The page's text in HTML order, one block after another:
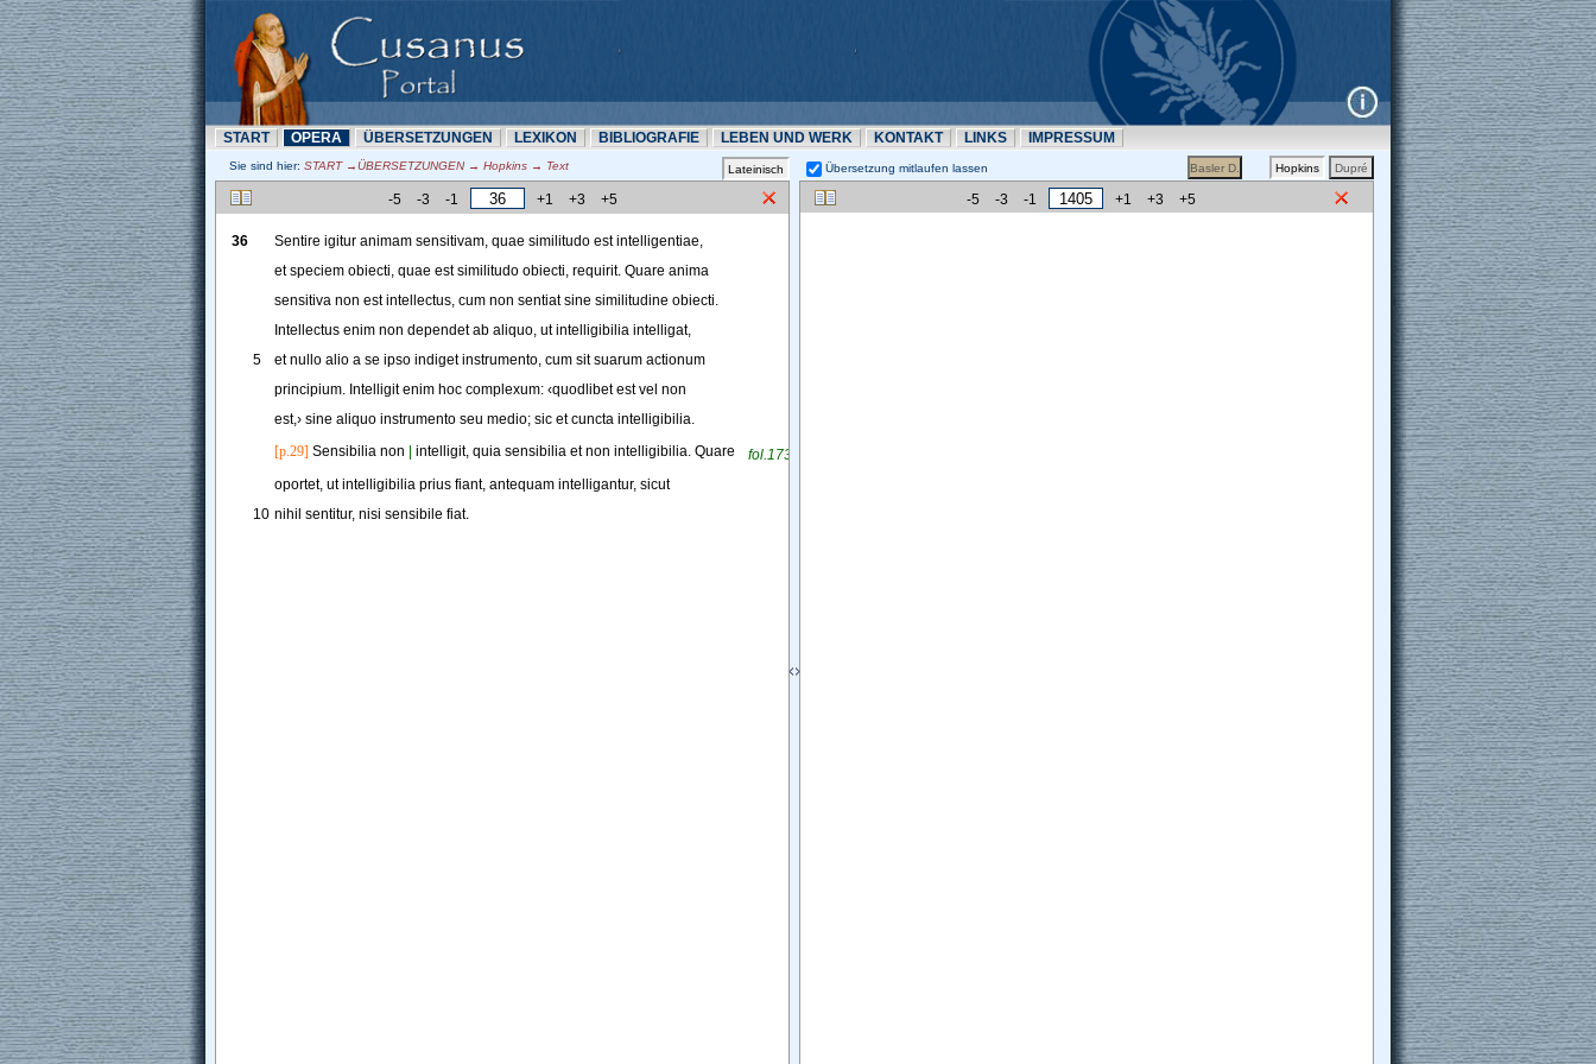
START OPERA ÜBERSETZUNN LEXIKON BIBLIOGRAFIE LEBEN UND WERK KONTAKT LINKS IMPRESSUM
Sie sind hier: START →ÜBERSETZUNN → Hopkins → Text Übersetzung mitlaufen lassen
-5 -3 -1 +1 +3 +5
36 Sentire igitur animam sensitivam, quae similitudo est intelligentiae,
et speciem obiecti, quae est similitudo obiecti, requirit. Quare anima
sensitiva non est intellectus, cum non sentiat sine similitudine obiecti.
Intellectus enim non dependet ab aliquo, ut intelligibilia intelligat,
5
et nullo alio a se ipso indiget instrumento, cum sit suarum actionum
principium. Intelligit enim hoc complexum: ‹quodlibet est vel non
est,› sine aliquo instrumento seu medio; sic et cuncta intelligibilia.
[p.29] Sensibilia non intelligit, quia sensibilia et non intelligibilia. Quare fol.173
oportet, ut intelligibilia prius fiant, antequam intelligantur, sicut
10 nihil sentitur, nisi sensibile fiat.
-5 -3 -1 +1 +3 +5